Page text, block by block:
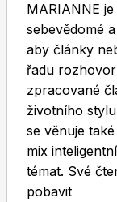
Burda
MARIANNE
sebevědomé
aby články
řadu
zpracované
životního
se věnuje
mix
témat. Své
pobavit